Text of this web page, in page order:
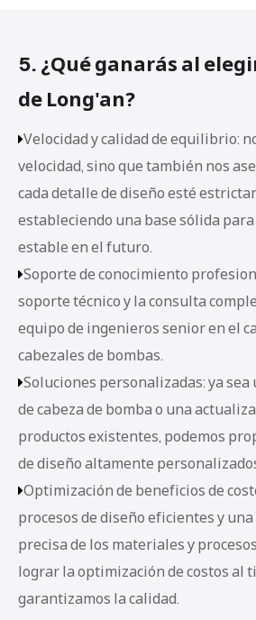
5. ¿Qué ganarás al
de Long'an?
Velocidad y calidad de equilibrio:
velocidad, sino que también nos
cada detalle de diseño esté
estableciendo una base sólida
estable en el futuro.
Soporte de conocimiento
soporte técnico y la consulta
equipo de ingenieros senior en el
cabezales de bombas.
Soluciones personalizadas: ya sea
de cabeza de bomba o una
productos existentes, podemos
de diseño altamente
Optimización de beneficios de
procesos de diseño eficientes y
precisa de los materiales y
lograr la optimización de costos al
garantizamos la calidad.